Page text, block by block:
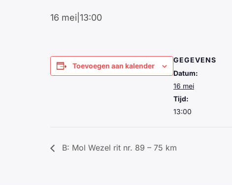
16 mei|13:00
Toevoegen aan kalender
GEGEVENS
Datum:
16 mei
Tijd:
13:00
B: Mol Wezel rit nr. 89 – 75 km